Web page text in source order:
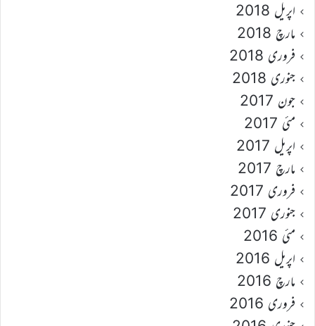
اپریل 2018
مارچ 2018
فروری 2018
جنوری 2018
جون 2017
مئی 2017
اپریل 2017
مارچ 2017
فروری 2017
جنوری 2017
مئی 2016
اپریل 2016
مارچ 2016
فروری 2016